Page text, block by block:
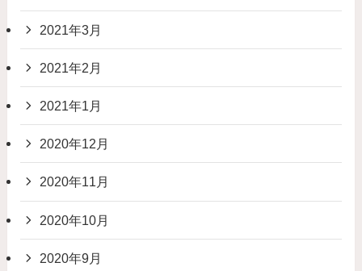
2021年3月
2021年2月
2021年1月
2020年12月
2020年11月
2020年10月
2020年9月